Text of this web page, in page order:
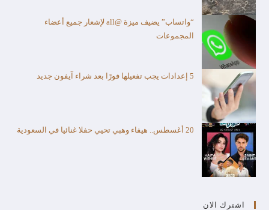
“واتساب” يضيف ميزة @all لإشعار جميع أعضاء
المجموعات
5 إعدادات يجب تفعيلها فورًا بعد شراء آيفون جديد
20 أغسطس.. هيفاء وهبي تحيي حفلا غنائيا في السعودية
اشترك الان